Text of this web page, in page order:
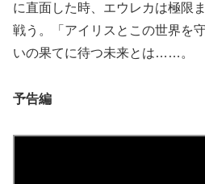
に直面した時、エウレカは極限
戦う。「アイリスとこの世界を
いの果てに待つ未来とは……。
予告編